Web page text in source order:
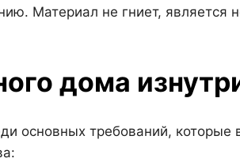
Материал не гниет, является
дома
основных требований,